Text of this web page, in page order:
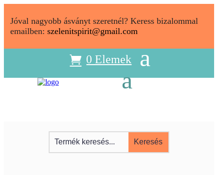
Jóval nagyobb ásványt szeretnél? Keress bizalommal
emailben: szelenitspirit@gmail.com
0 Elemek